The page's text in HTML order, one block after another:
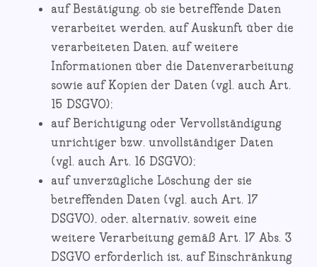
auf Bestätigung, ob sie betreffende Daten
verarbeitet werden, auf Auskunft über die
verarbeiteten Daten, auf weitere
Informationen über die Datenverarbeitung
sowie auf Kopien der Daten (vgl. auch Art.
15 DSGVO);
auf Berichtigung oder Vervollständigung
unrichtiger bzw. unvollständiger Daten
(vgl. auch Art. 16 DSGVO);
auf unverzügliche Löschung der sie
betreffenden Daten (vgl. auch Art. 17
DSGVO), oder, alternativ, soweit eine
weitere Verarbeitung gemäß Art. 17 Abs. 3
DSGVO erforderlich ist, auf Einschränkung